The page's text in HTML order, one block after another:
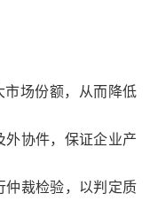
场份额，从而降低
协件，保证企业产
裁检验，以判定质